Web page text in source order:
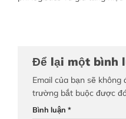
Để lại một bình
Email của bạn sẽ
trường bắt buộc được
Bình luận *